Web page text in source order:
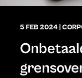
5 FEB 2024